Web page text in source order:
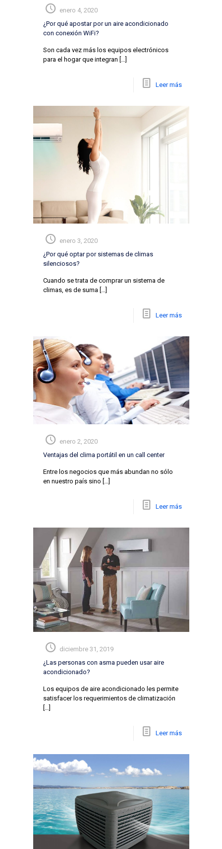
enero 4, 2020
¿Por qué apostar por un aire acondicionado
con conexión WiFi?
Son cada vez más los equipos electrónicos
para el hogar que integran […]
Leer más
enero 3, 2020
¿Por qué optar por sistemas de climas
silenciosos?
Cuando se trata de comprar un sistema de
climas, es de suma
Leer más
enero 2, 2020
Ventajas del clima portátil en un call center
Entre los negocios que más abundan no sólo
en nuestro país sino […]
Leer más
diciembre 31, 2019
¿Las personas con asma pueden usar aire
acondicionado?
Los equipos de aire acondicionado les permite
satisfacer los requerimientos de climatización
[…]
Leer más